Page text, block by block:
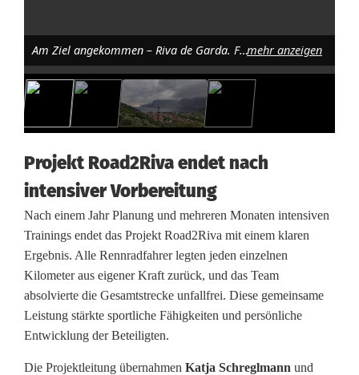
c
h
u
p
r
o
j
e
k
Am Ziel angekommen – Riva de Garda. Foto: Fiona Müllnermehr anzeigen
Projekt Road2Riva endet nach
intensiver Vorbereitung
Nach einem Jahr Planung und mehreren Monaten intensiven
Trainings endet das Projekt Road2Riva mit einem klaren
Ergebnis. Alle Rennradfahrer legten jeden einzelnen
Kilometer aus eigener Kraft zurück, und das Team
absolvierte die Gesamtstrecke unfallfrei. Diese gemeinsame
Leistung stärkte sportliche Fähigkeiten und persönliche
Entwicklung der Beteiligten.
Die Projektleitung übernahmen Katja Schreglmann und